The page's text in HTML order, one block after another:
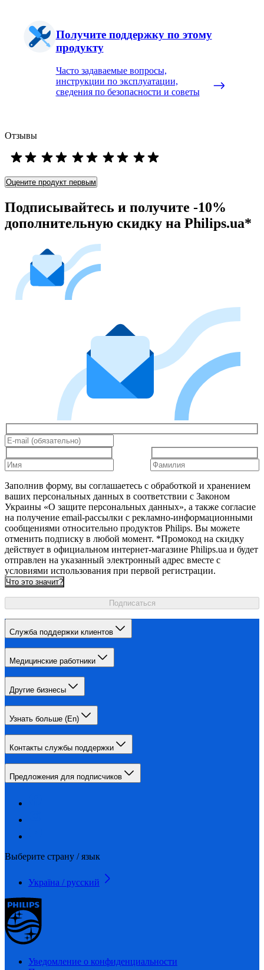
Получите поддержку по этому
продукту
Часто задаваемые вопросы,
инструкции по эксплуатации,
сведения по безопасности и советы
Отзывы
Оцените продукт первым
Подписывайтесь и получите -10%
дополнительную скидку на Philips.ua*
Заполнив форму, вы соглашаетесь с обработкой и хранением
ваших персональных данных в соответствии с Законом
Украины «О защите персональных данных», а также согласие
на получение email-рассылки с рекламно-информационными
сообщениями относительно продуктов Philips. Вы можете
отменить подписку в любой момент. *Промокод на скидку
действует в официальном интернет-магазине Philips.ua и будет
отправлен на указанный электронный адрес вместе с
условиями использования при первой регистрации.
Что это значит?
Подписаться
Служба поддержки клиентов
Медицинские работники
Другие бизнесы
Узнать больше (En)
Контакты службы поддержки
Предложения для подписчиков
Выберите страну / язык
Україна / русский
Уведомление о конфиденциальности